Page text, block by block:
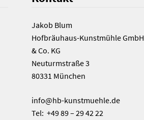
Jakob Blum
Hofbräuhaus-Kunstmühle GmbH
& Co. KG
Neuturmstraße 3
80331 München
info@hb-kunstmuehle.de
Tel: +49 89 – 29 42 22